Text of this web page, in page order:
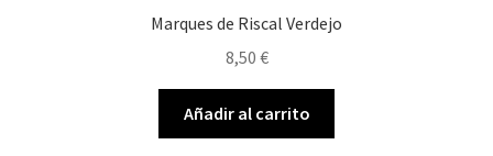
Marques de Riscal Verdejo
8,50 €
Añadir al carrito